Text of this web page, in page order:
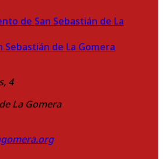
de La Gomera
4
La Gomera